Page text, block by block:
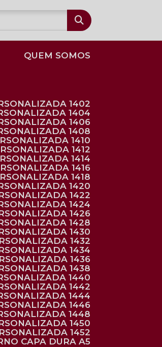
QUEM SOMOS
1402
1404
1406
1408
1410
1412
1414
1416
1418
1420
1422
1424
1426
1428
1430
1432
1434
1436
1438
1440
1442
1444
1446
1448
1450
1452
CAPA DURA A5